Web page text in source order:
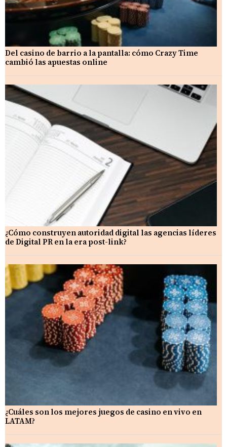
Del casino de barrio a la pantalla: cómo Crazy Time
cambió las apuestas online
¿Cómo construyen autoridad digital las agencias líderes
de Digital PR en la era post-link?
¿Cuáles son los mejores juegos de casino en vivo en
LATAM?